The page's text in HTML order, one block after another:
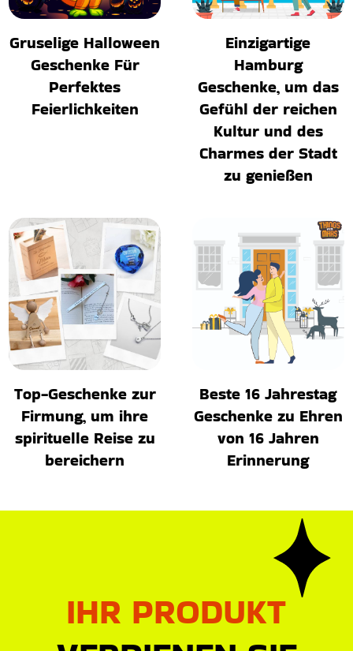
Gruselige Halloween
Geschenke Für
Perfektes
Feierlichkeiten
Einzigartige
Hamburg
Geschenke, um das
Gefühl der reichen
Kultur und des
Charmes der Stadt
zu genießen
Top-Geschenke zur
Firmung, um ihre
spirituelle Reise zu
bereichern
Beste 16 Jahrestag
Geschenke zu Ehren
von 16 Jahren
Erinnerung
IHR PRODUKT